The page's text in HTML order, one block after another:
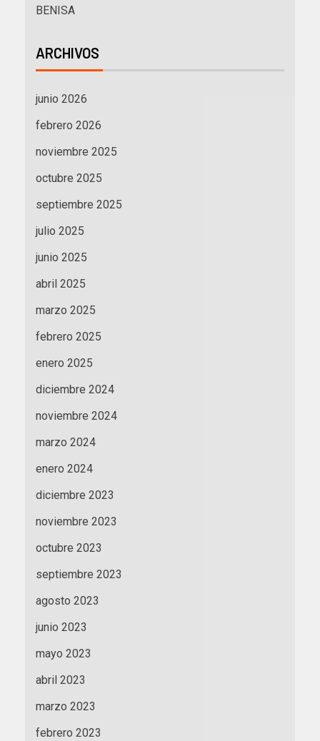
BENISA
ARCHIVOS
junio 2026
febrero 2026
noviembre 2025
octubre 2025
septiembre 2025
julio 2025
junio 2025
abril 2025
marzo 2025
febrero 2025
enero 2025
diciembre 2024
noviembre 2024
marzo 2024
enero 2024
diciembre 2023
noviembre 2023
octubre 2023
septiembre 2023
agosto 2023
junio 2023
mayo 2023
abril 2023
marzo 2023
febrero 2023